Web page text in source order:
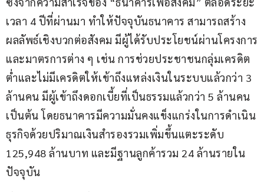
เวลา 4 ปีที่ผ่านมา ทำให้ปัจจุบันธนาคาร สามารถสร้าง
ผลลัพธ์เชิงบวกต่อสังคม มีผู้ได้รับประโยชน์ผ่านโครงการ
และมาตรการต่าง ๆ เช่น การช่วยประชาชนกลุ่มเครดิต
ต่ำและไม่มีเครดิตให้เข้าถึงแหล่งเงินในระบบแล้วกว่า 3
ล้านคน มีผู้เข้าถึงดอกเบี้ยที่เป็นธรรมแล้วกว่า 5 ล้านคน
เป็นต้น โดยธนาคารมีความมั่นคงแข็งแกร่งในการดำเนิน
ธุรกิจด้วยปริมาณเงินสำรองรวมเพิ่มขึ้นแตะระดับ
125,948 ล้านบาท และมีฐานลูกค้ารวม 24 ล้านรายใน
ปัจจุบัน